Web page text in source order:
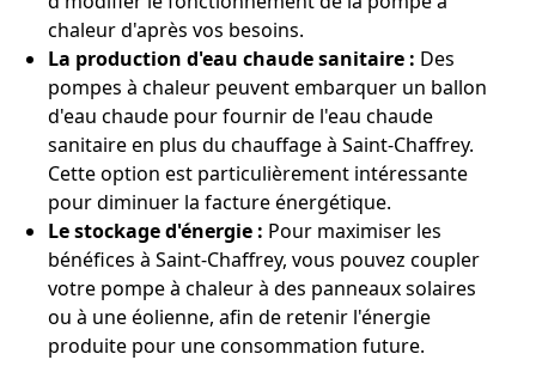
chaleur d'après vos besoins.
La production d'eau chaude sanitaire : Des
pompes à chaleur peuvent embarquer un ballon
d'eau chaude pour fournir de l'eau chaude
sanitaire en plus du chauffage à Saint-Chaffrey.
Cette option est particulièrement intéressante
pour diminuer la facture énergétique.
Le stockage d'énergie : Pour maximiser les
bénéfices à Saint-Chaffrey, vous pouvez coupler
votre pompe à chaleur à des panneaux solaires
ou à une éolienne, afin de retenir l'énergie
produite pour une consommation future.